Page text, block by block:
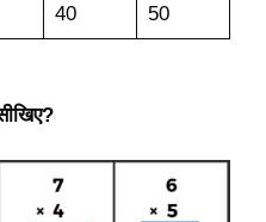
40 50